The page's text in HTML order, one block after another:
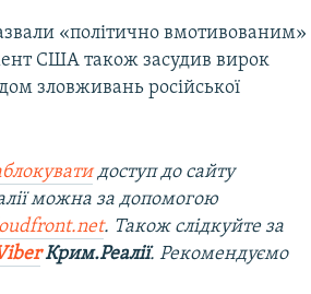
«політично вмотивованим»
США також засудив вирок
зловживань російської
доступ до сайту
можна за допомогою
. Також слідкуйте за
Крим.Реалії. Рекомендуємо